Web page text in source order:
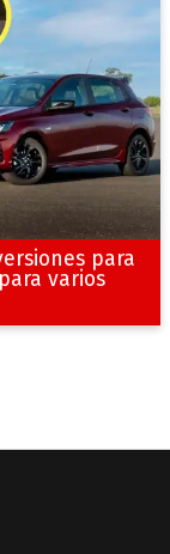
para
varios